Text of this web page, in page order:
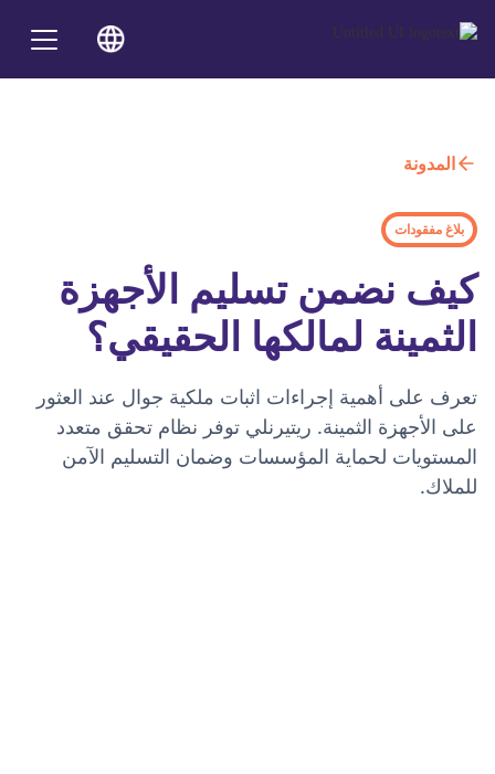
المدونة
بلاغ مفقودات
كيف نضمن تسليم الأجهزة
الثمينة لمالكها الحقيقي؟
تعرف على أهمية إجراءات اثبات ملكية جوال عند العثور
على الأجهزة الثمينة. ريتيرنلي توفر نظام تحقق متعدد
المستويات لحماية المؤسسات وضمان التسليم الآمن
للملاك.